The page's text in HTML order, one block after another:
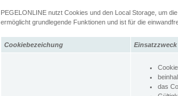
PEGELONLINE nutzt Cookies und den Local Storage, um
ermöglicht grundlegende Funktionen und ist für die
Cookiebezeichung Einsatzzweck
das